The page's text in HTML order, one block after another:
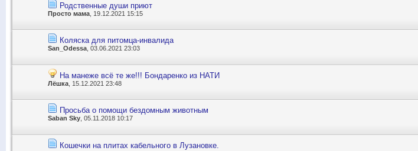
Родственные души приют
Просто мама , 19.12.2021 15:15
Коляска для питомца-инвалида
San_Odessa , 03.06.2021 23:03
На манеже всё те же!!! Бондаренко из НАТИ
Лёшка , 15.12.2021 23:48
Просьба о помощи бездомным животным
Saban Sky , 05.11.2018 10:17
Кошечки на плитах кабельного в Лузановке.